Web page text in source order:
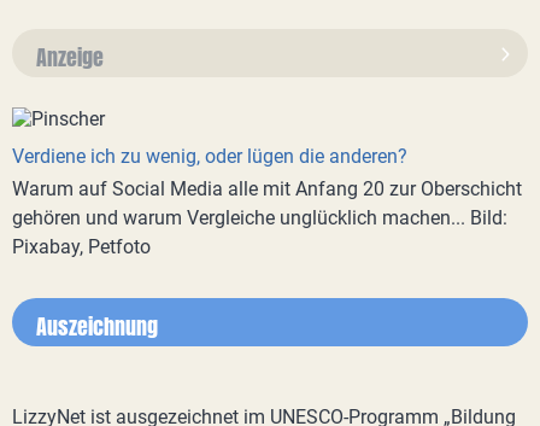
Anzeige
Verdiene ich zu wenig, oder lügen die anderen?
Warum auf Social Media alle mit Anfang 20 zur Oberschicht
gehören und warum Vergleiche unglücklich machen... Bild:
Pixabay, Petfoto
Auszeichnung
LizzyNet ist ausgezeichnet im UNESCO-Programm „Bildung